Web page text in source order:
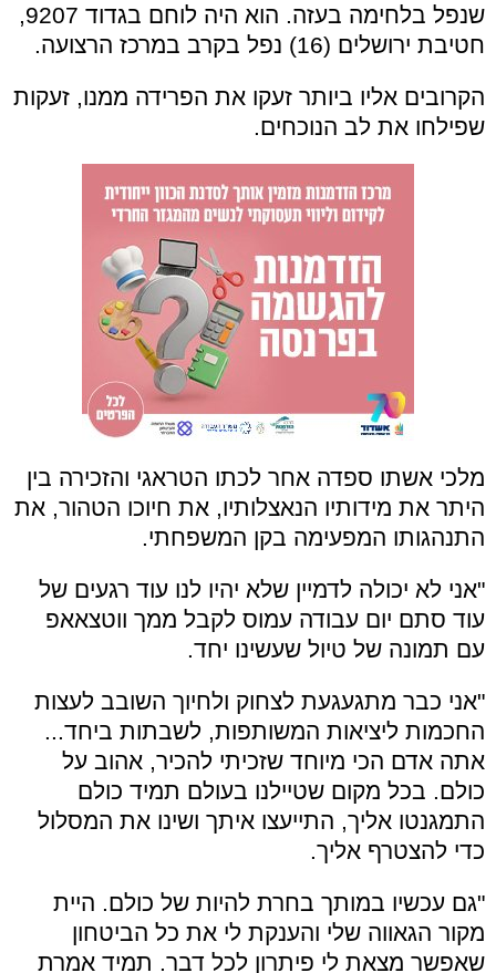
שנפל בלחימה בעזה. הוא היה לוחם בגדוד 9207,
חטיבת ירושלים (16) נפל בקרב במרכז הרצועה.
הקרובים אליו ביותר זעקו את הפרידה ממנו, זעקות
שפילחו את לב הנוכחים.
מלכי אשתו ספדה אחר לכתו הטראגי והזכירה בין
היתר את מידותיו הנאצלותיו, את חיוכו הטהור, את
התנהגותו המפעימה בקן המשפחתי.
"אני לא יכולה לדמיין שלא יהיו לנו עוד רגעים של
עוד סתם יום עבודה עמוס לקבל ממך ווטצאאפ
עם תמונה של טיול שעשינו יחד.
"אני כבר מתגעגעת לצחוק ולחיוך השובב לעצות
החכמות ליציאות המשותפות, לשבתות ביחד...
אתה אדם הכי מיוחד שזכיתי להכיר, אהוב על
כולם. בכל מקום שטיילנו בעולם תמיד כולם
התמגנטו אליך, התייעצו איתך ושינו את המסלול
כדי להצטרף אליך.
"גם עכשיו במותך בחרת להיות של כולם. היית
מקור הגאווה שלי והענקת לי את כל הביטחון
שאפשר מצאת לי פיתרון לכל דבר. תמיד אמרת